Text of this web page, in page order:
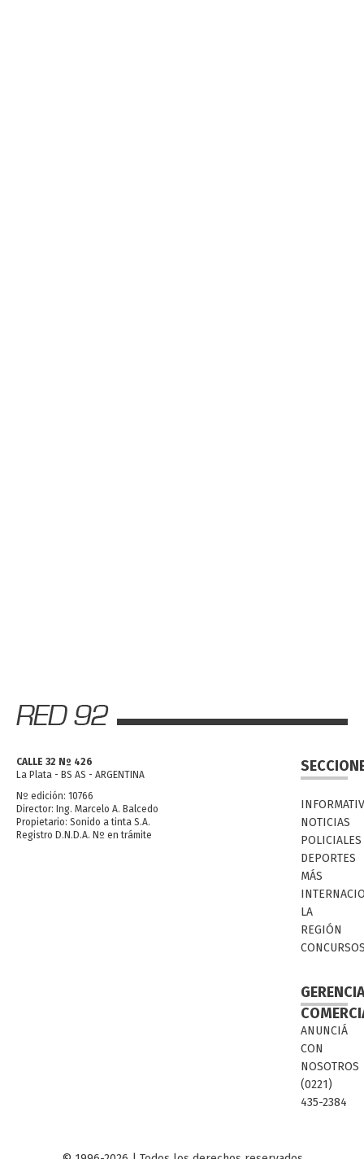
CALLE 32 Nº 426
La Plata - BS AS - ARGENTINA
Nº edición: 10766
Director: Ing. Marcelo A. Balcedo
Propietario: Sonido a tinta S.A.
Registro D.N.D.A. Nº en trámite
NOTICIAS
POLICIALES
DEPORTES
MÁS
LA
REGIÓN
ANUNCIÁ
CON
NOSOTROS
(0221)
435-2384